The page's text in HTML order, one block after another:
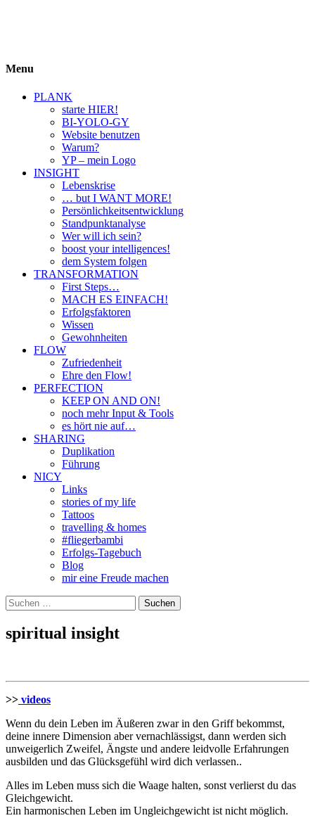
Menu
PLANK
starte HIER!
BI-YOLO-GY
Website benutzen
Warum?
YP – mein Logo
INSIGHT
Lebenskrise
… but I WANT MORE!
Persönlichkeitsentwicklung
Standpunktanalyse
Wer will ich sein?
boost your intelligences!
dem System folgen
TRANSFORMATION
First Steps…
MACH ES EINFACH!
Erfolgsfaktoren
Wissen
Gewohnheiten
FLOW
Zufriedenheit
Ehre den Flow!
PERFECTION
KEEP ON AND ON!
noch mehr Input & Tools
es hört nie auf…
SHARING
Duplikation
Führung
NICY
Links
stories of my life
Tattoos
travelling & homes
#fliegerbambi
Erfolgs-Tagebuch
Blog
mir eine Freude machen
Suchen
nach:
spiritual insight
>> videos
Wenn du dein Leben im Äußeren zwar in den Griff bekommst,
deine innere Dimension aber vernachlässigst, dann werden sich
unweigerlich Zweifel, Ängste und andere leidvolle Erfahrungen
ausbilden und das Glücksgefühl wird dich verlassen..
Alles im Leben muss sich die Waage halten, sonst verlierst du das
Gleichgewicht.
Ein harmonischen Leben im Ungleichgewicht ist nicht möglich.